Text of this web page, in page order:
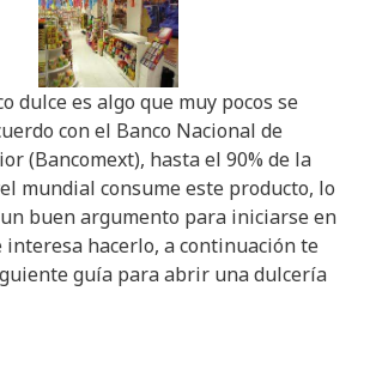
dulce es algo que muy pocos se
con el Banco Nacional de
(Bancomext), hasta el 90% de la
mundial consume este producto, lo
buen argumento para iniciarse en
interesa hacerlo, a continuación te
guía para abrir una dulcería